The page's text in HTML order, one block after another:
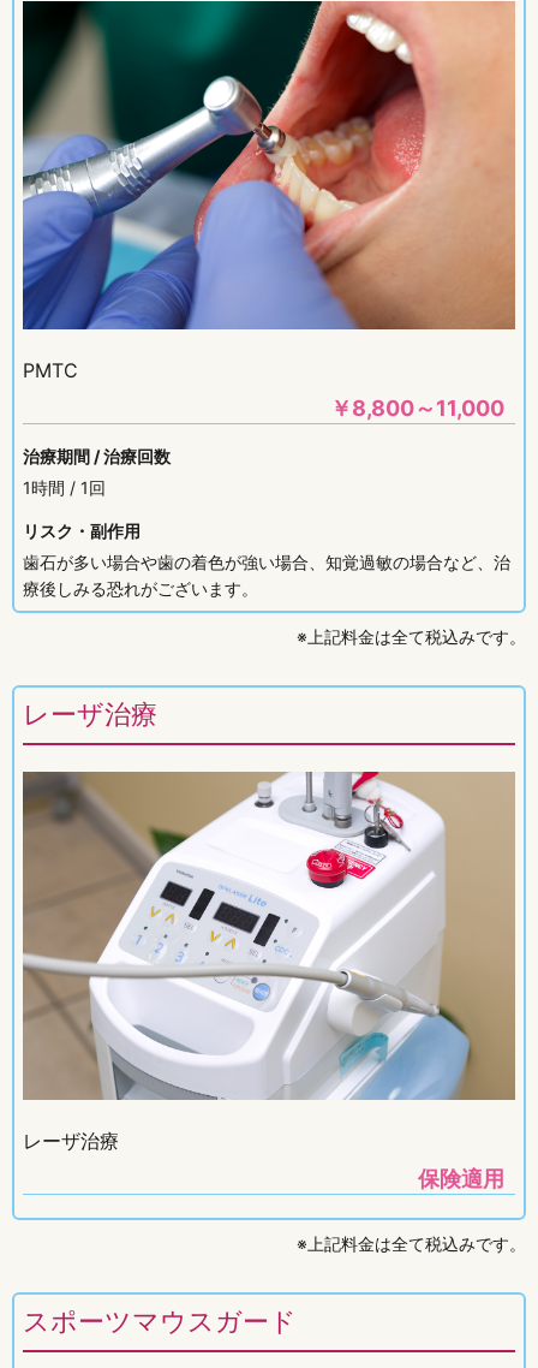
PMTC
￥8,800～11,000
治療期間 / 治療回数
1時間 / 1回
リスク・副作用
歯石が多い場合や歯の着色が強い場合、知覚過敏の場合など、治
療後しみる恐れがございます。
※上記料金は全て税込みです。
レーザ治療
レーザ治療
保険適用
※上記料金は全て税込みです。
スポーツマウスガード